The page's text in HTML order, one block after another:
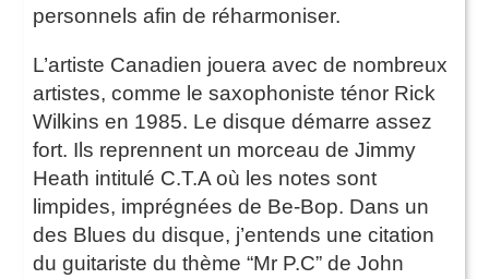
personnels afin de réharmoniser.
L’artiste Canadien jouera avec de nombreux
artistes, comme le saxophoniste ténor Rick
Wilkins en 1985. Le disque démarre assez
fort. Ils reprennent un morceau de Jimmy
Heath intitulé C.T.A où les notes sont
limpides, imprégnées de Be-Bop. Dans un
des Blues du disque, j’entends une citation
du guitariste du thème “Mr P.C” de John